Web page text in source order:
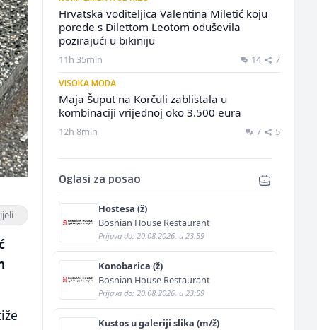
Hrvatska voditeljica Valentina Miletić koju
porede s Dilettom Leotom oduševila
pozirajući u bikiniju
11h 35min 14 7
VISOKA MODA
Maja Šuput na Korčuli zablistala u
kombinaciji vrijednoj oko 3.500 eura
12h 8min 7 5
Oglasi za posao
Hostesa (ž)
Bosnian House Restaurant
Prijava do: 20.08.2026. u 23:59
Konobarica (ž)
Bosnian House Restaurant
Prijava do: 20.08.2026. u 23:59
Kustos u galeriji slika (m/ž)